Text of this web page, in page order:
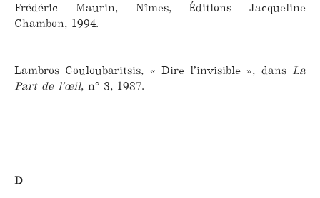
Frédéric Maurin, Nîmes, Éditions Jacqueline
Chambon, 1994.
Lambros Couloubaritsis, « Dire l’invisible », dans La
Part de l’œil, n° 3, 1987.
D